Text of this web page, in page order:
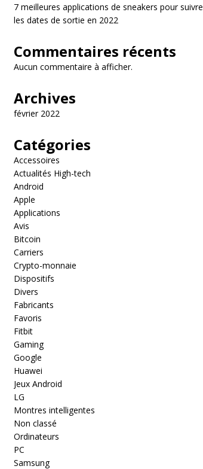
7 meilleures applications de sneakers pour suivre
les dates de sortie en 2022
Commentaires récents
Aucun commentaire à afficher.
Archives
février 2022
Catégories
Accessoires
Actualités High-tech
Android
Apple
Applications
Avis
Bitcoin
Carriers
Crypto-monnaie
Dispositifs
Divers
Fabricants
Favoris
Fitbit
Gaming
Google
Huawei
Jeux Android
LG
Montres intelligentes
Non classé
Ordinateurs
PC
Samsung